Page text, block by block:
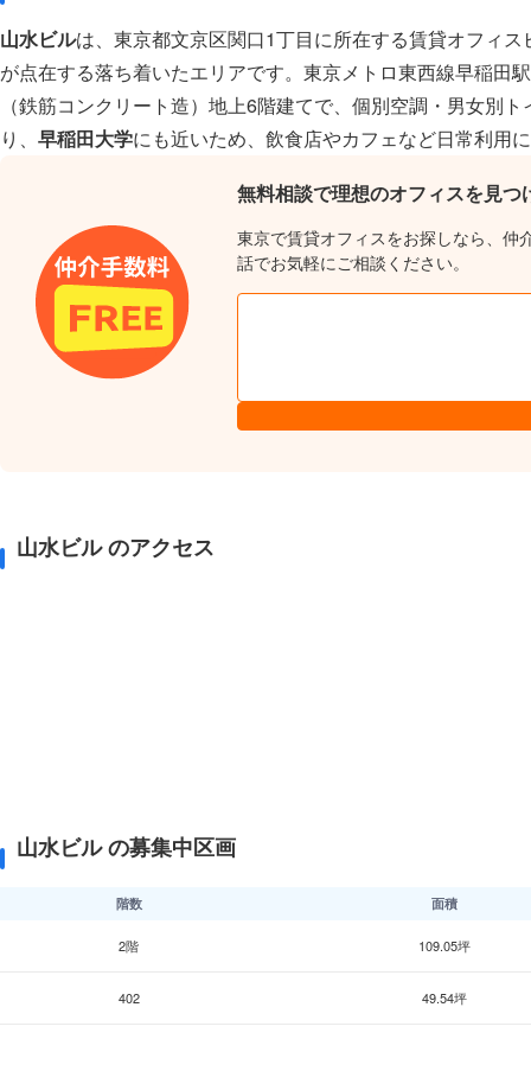
山水ビルは、東京都文京区関口1丁目に所在する賃貸オフィス
が点在する落ち着いたエリアです。東京メトロ東西線早稲田
（鉄筋コンクリート造）地上6階建てで、個別空調・男女別
り、 早稲田大学にも近いため、飲食店やカフェなど日常利用
無料相談で理想のオフィスを見つ
東京で賃貸オフィスをお探しなら、仲
話でお気軽にご相談ください。
山水ビル のアクセス
山水ビル の募集中区画
階数 面積
2階 109.05坪
402 49.54坪